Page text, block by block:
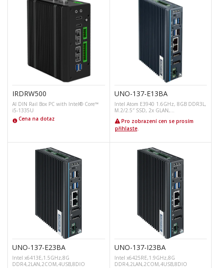
IRDRW500
AI DIN Rail Box PC with Intel® Core™
i5-1335U
Cena na dotaz
UNO-137-E13BA
Intel Atom E3940 1.6GHz, 8GB DDR3L,
M.2/2.5″ SSD, 2x GLAN,…
Pro zobrazení cen se prosím
přihlaste.
UNO-137-E23BA
Intel x6413E,1.5GHz,8G
DDR4,2LAN,2COM,4USB,8DIO
UNO-137-I23BA
Intel x6425RE,1.9GHz,8G
DDR4,2LAN,2COM,4USB,8DIO